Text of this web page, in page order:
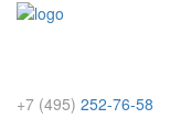
+7 (495) 252-76-58